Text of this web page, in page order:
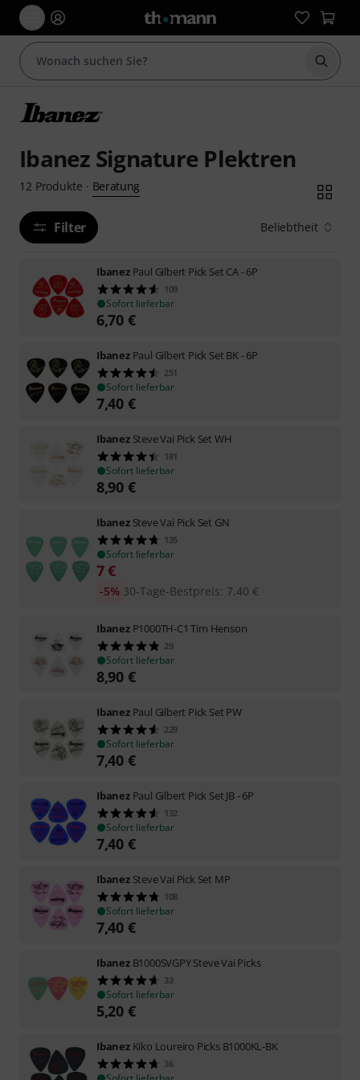
Suche
Ibanez Signature Plektren
12 Produkte · Beratung
Filter Beliebtheit
Ibanez Paul Gilbert Pick Set CA - 6P
109
Sofort lieferbar
6,70 €
Ibanez Paul Gilbert Pick Set BK - 6P
251
Sofort lieferbar
7,40 €
Ibanez Steve Vai Pick Set WH
181
Sofort lieferbar
8,90 €
Ibanez Steve Vai Pick Set GN
135
Sofort lieferbar
7€
30-Tage-Bestpreis: 7,40 €
-5%
Ibanez P1000TH-C1 Tim Henson
29
Sofort lieferbar
8,90 €
Ibanez Paul Gilbert Pick Set PW
229
Sofort lieferbar
7,40 €
Ibanez Paul Gilbert Pick Set JB - 6P
132
Sofort lieferbar
7,40 €
Ibanez Steve Vai Pick Set MP
108
Sofort lieferbar
7,40 €
Ibanez B1000SVGPY Steve Vai Picks
33
Sofort lieferbar
5,20 €
Ibanez Kiko Loureiro Picks B1000KL-BK
36